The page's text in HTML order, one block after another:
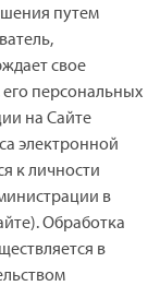
путем
свое
персональных
на Сайте
электронной
к личности
в
Обработка
в